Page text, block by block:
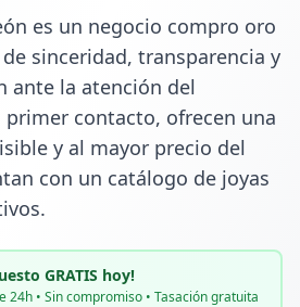
es un negocio compro oro
sinceridad, transparencia y
ante la atención del
primer contacto, ofrecen una
y al mayor precio del
con un catálogo de joyas
GRATIS hoy!
24h • Sin compromiso • Tasación gratuita